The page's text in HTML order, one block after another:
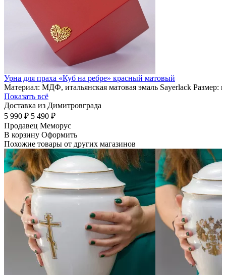
Урна для праха «Куб на ребре» красный матовый
Материал: МДФ, итальянская матовая эмаль Sayerlack
Показать всё
Доставка из Димитровграда
5 990 ₽ 5 490 ₽
Продавец Меморус
В корзину Оформить
Похожие товары от других магазинов